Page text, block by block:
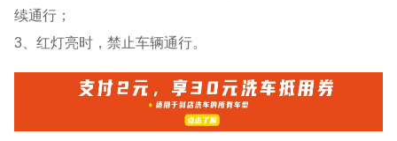
续通行；
3、红灯亮时，禁止车辆通行。